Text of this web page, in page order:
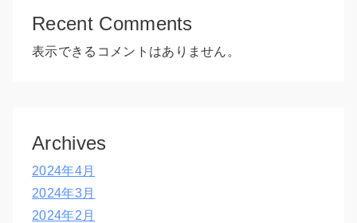
Recent Comments
表示できるコメントはありません。
Archives
2024年4月
2024年3月
2024年2月